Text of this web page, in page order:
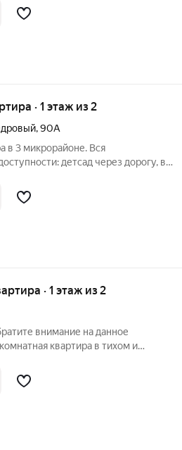
Рядом супермаркет Магнит,
· 1 этаж из 2
,90А
в 3 микрорайоне. Вся
детсад через дорогу, в
район с молодыми семейными
· 1 этаж из 2
внимание на данное
квартира в тихом и
прихожая с выходом на балкон и от